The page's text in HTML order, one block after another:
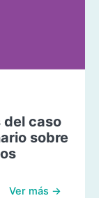
del caso
sobre
Ver más →